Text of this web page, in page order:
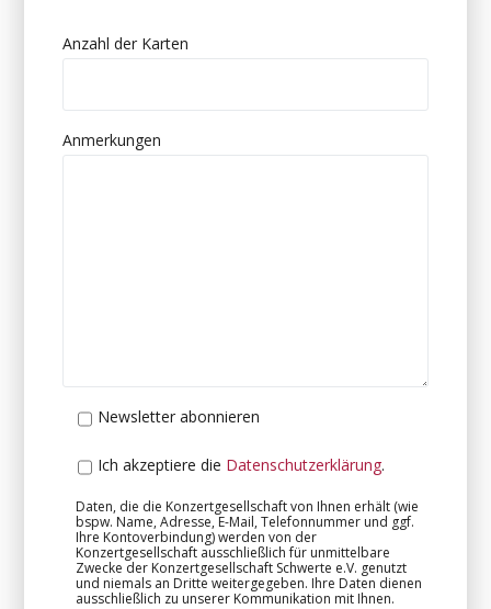
Anzahl der Karten
Anmerkungen
Newsletter abonnieren
Ich akzeptiere die Datenschutzerklärung.
Daten, die die Konzertgesellschaft von Ihnen erhält (wie
bspw. Name, Adresse, E-Mail, Telefonnummer und ggf.
Ihre Kontoverbindung) werden von der
Konzertgesellschaft ausschließlich für unmittelbare
Zwecke der Konzertgesellschaft Schwerte e.V. genutzt
und niemals an Dritte weitergegeben. Ihre Daten dienen
ausschließlich zu unserer Kommunikation mit Ihnen.